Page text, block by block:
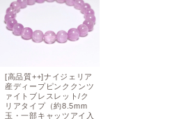
[高品質++]ナイジェリア
産ディープピンククンツ
ァイトブレスレット/ク
リアタイプ（約8.5mm
玉・一部キャッツアイ入